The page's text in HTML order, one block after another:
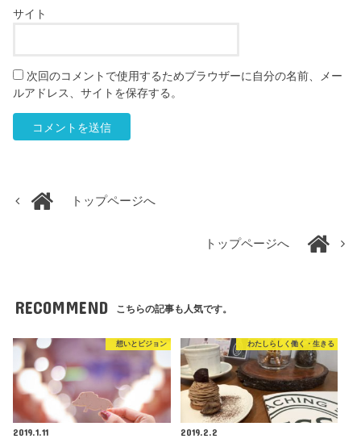
サイト
次回のコメントで使用するためブラウザーに自分の名前、メー
ルアドレス、サイトを保存する。
トップページへ
トップページへ
RECOMMEND こちらの記事も人気です。
想いとビジョン
2019.1.11
わたしらしく働く・生きる
2019.2.2